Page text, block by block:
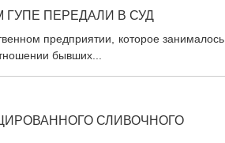
ПЕРЕДАЛИ В СУД
предприятии, которое занималось
бывших...
СЛИВОЧНОГО